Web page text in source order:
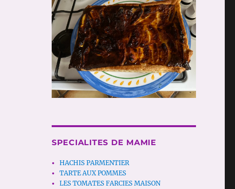
SPECIALITES DE MAMIE
HACHIS PARMENTIER
TARTE AUX POMMES
LES TOMATES FARCIES MAISON